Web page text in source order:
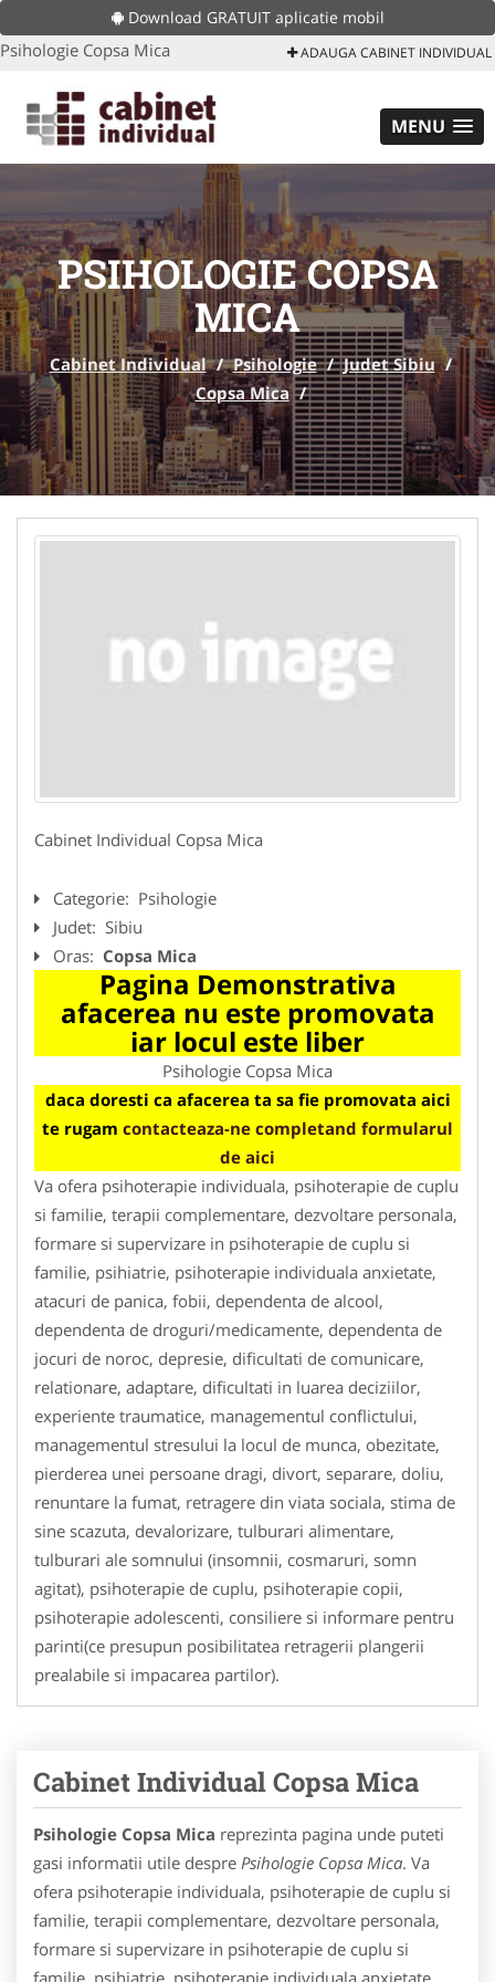
Download GRATUIT aplicatie mobil
Psihologie Copsa Mica ADAUGA CABINET INDIVIDUAL
MENU
PSIHOLOGIE COPSA
MICA
Cabinet Individual / Psihologie / Judet Sibiu /
Copsa Mica /
Cabinet Individual Copsa Mica
Categorie: Psihologie
Judet: Sibiu
Oras: Copsa Mica
Pagina Demonstrativa
afacerea nu este promovata
iar locul este liber
Psihologie Copsa Mica
daca doresti ca afacerea ta sa fie promovata aici
te rugam contacteaza-ne completand formularul
de aici
Va ofera psihoterapie individuala, psihoterapie de cuplu
si familie, terapii complementare, dezvoltare personala,
formare si supervizare in psihoterapie de cuplu si
familie, psihiatrie, psihoterapie individuala anxietate,
atacuri de panica, fobii, dependenta de alcool,
dependenta de droguri/medicamente, dependenta de
jocuri de noroc, depresie, dificultati de comunicare,
relationare, adaptare, dificultati in luarea deciziilor,
experiente traumatice, managementul conflictului,
managementul stresului la locul de munca, obezitate,
pierderea unei persoane dragi, divort, separare, doliu,
renuntare la fumat, retragere din viata sociala, stima de
sine scazuta, devalorizare, tulburari alimentare,
tulburari ale somnului (insomnii, cosmaruri, somn
agitat), psihoterapie de cuplu, psihoterapie copii,
psihoterapie adolescenti, consiliere si informare pentru
parinti(ce presupun posibilitatea retragerii plangerii
prealabile si impacarea partilor).
Cabinet Individual Copsa Mica
Psihologie Copsa Mica reprezinta pagina unde puteti
gasi informatii utile despre Psihologie Copsa Mica. Va
ofera psihoterapie individuala, psihoterapie de cuplu si
familie, terapii complementare, dezvoltare personala,
formare si supervizare in psihoterapie de cuplu si
familie, psihiatrie, psihoterapie individuala anxietate,